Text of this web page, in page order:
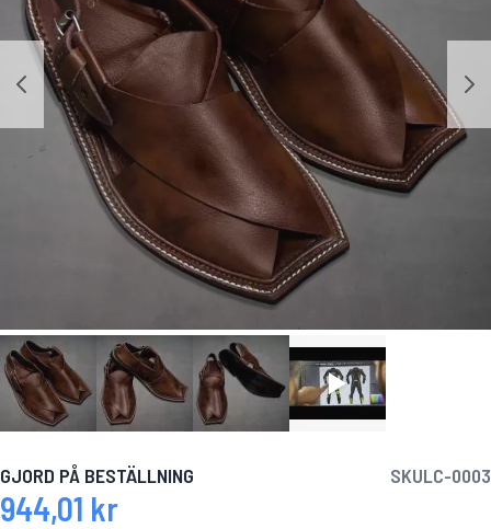
GJORD PÅ BESTÄLLNING SKULC-0003
944,01 kr